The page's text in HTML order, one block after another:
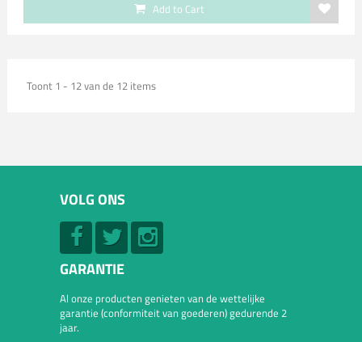
Add to Cart
Toont 1 - 12 van de 12 items
VOLG ONS
GARANTIE
Al onze producten genieten van de wettelijke
garantie (conformiteit van goederen) gedurende 2
jaar.